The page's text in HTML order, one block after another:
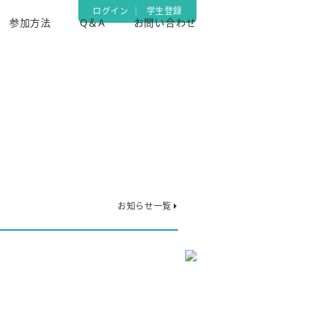
ログイン 学生登録
参加方法 Q＆A お問い合わせ
お知らせ一覧